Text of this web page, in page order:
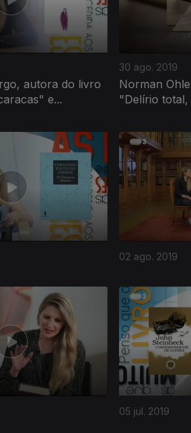
autora do livro
e...
30 ago. 2019
Norman
"Delírio total,
02 ago. 2019
05 jul. 2019